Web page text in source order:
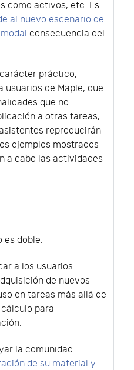
como activos, etc. Es
al nuevo escenario de
consecuencia del
práctico,
de Maple, que
que no
a otras tareas,
reproducirán
ejemplos mostrados
a cabo las actividades
es doble.
a los usuarios
de nuevos
en tareas más allá de
para
la comunidad
de su material y